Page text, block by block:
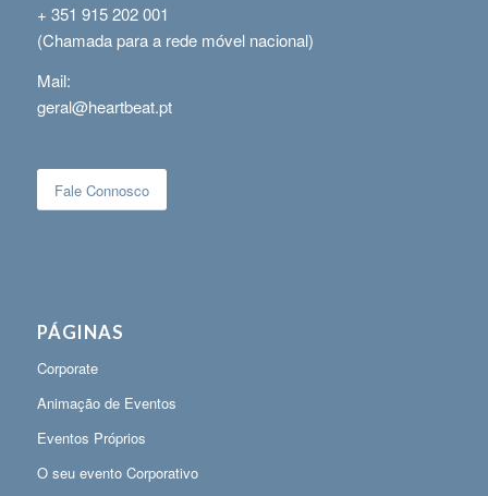
+ 351 915 202 001
(Chamada para a rede móvel nacional)
Mail:
geral@heartbeat.pt
Fale Connosco
PÁGINAS
Corporate
Animação de Eventos
Eventos Próprios
O seu evento Corporativo